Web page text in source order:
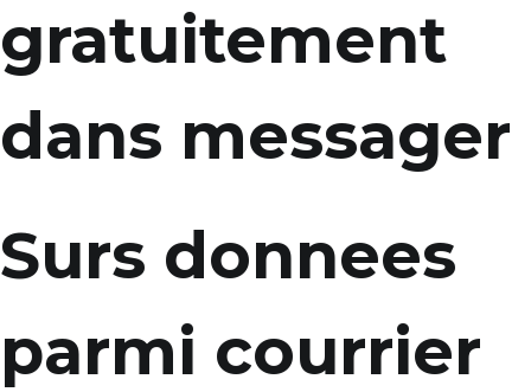
gratuitement
dans messager
Surs donnees
parmi courrier